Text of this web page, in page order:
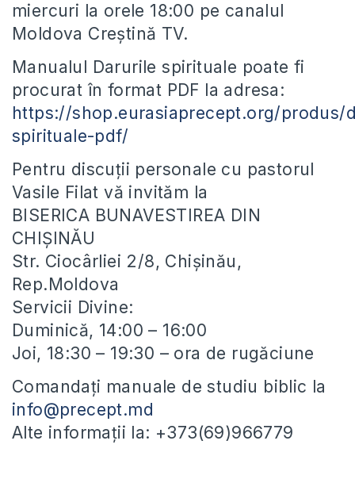
miercuri la orele 18:00 pe canalul
Moldova Creștină TV.
Manualul Darurile spirituale poate fi
procurat în format PDF la adresa:
https://shop.eurasiaprecept.org/produs/
spirituale-pdf/
Pentru discuții personale cu pastorul
Vasile Filat vă invităm la
BISERICA BUNAVESTIREA DIN
CHIȘINĂU
Str. Ciocârliei 2/8, Chișinău,
Rep.Moldova
Servicii Divine:
Duminică, 14:00 – 16:00
Joi, 18:30 – 19:30 – ora de rugăciune
Comandați manuale de studiu biblic la
info@precept.md
Alte informații la: +373(69)966779